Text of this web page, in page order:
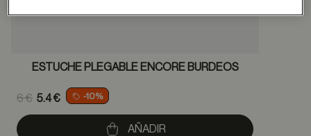
ESTUCHE PLEGABLE ENCORE BURDEOS
Price reduced from
6 €
to
5.4 € -10%
AÑADIR